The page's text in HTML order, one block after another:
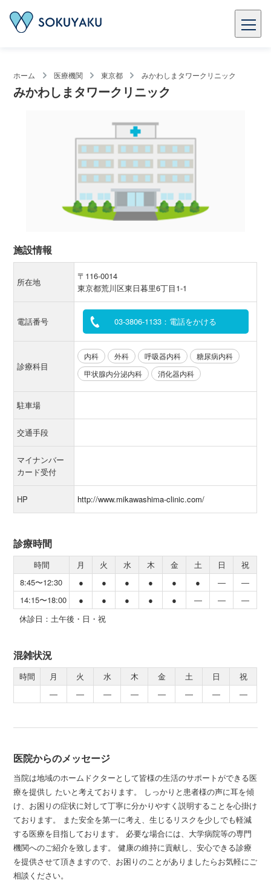
ホーム 医療機関 東京都 みかわしまタワークリニック
みかわしまタワークリニック
施設情報
所在地
〒116-0014
東京都荒川区東日暮里6丁目1-1
電話番号 03-3806-1133：電話をかける
診療科目
内科 外科 呼吸器内科
糖尿病内科
甲状腺内分泌内科
消化器内科
駐車場
交通手段
マイナンバー
カード受付
HP http://www.mikawashima-clinic.com/
診療時間
時間 月 火 水 木 金 土 日
祝
8:45〜12:30
● ● ● ● ● ● ―
―
14:15〜18:00
● ● ● ● ● ― ―
―
休診日：土午後・日・祝
混雑状況
時間 月 火 水 木 金 土 日
祝
―
― ― ― ― ― ― ―
医院からのメッセージ
当院は地域のホームドクターとして皆様の生活のサポートができる医
療を提供し たいと考えております。 しっかりと患者様の声に耳を傾
け、お困りの症状に対して丁寧に分かりやすく説明することを心掛け
ております。 また安全を第一に考え、生じるリスクを少しでも軽減
する医療を目指しております。 必要な場合には、大学病院等の専門
機関へのご紹介を致します。 健康の維持に貢献し、安心できる診療
を提供させて頂きますので、お困りのことがありましたらお気軽にご
相談ください。